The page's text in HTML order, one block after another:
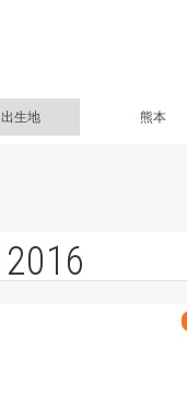
出生地 熊本
2016